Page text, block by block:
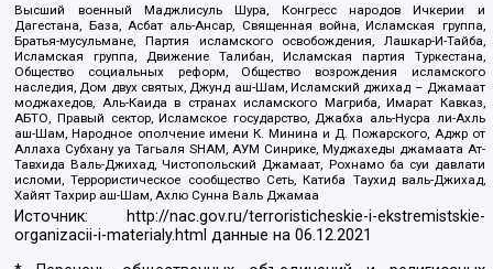
Высший военный Маджлисуль Шура, Конгресс народов Ичкерии и
Дагестана, База, Асбат аль-Ансар, Священная война, Исламская группа,
Братья-мусульмане, Партия исламского освобождения, Лашкар-И-Тайба,
Исламская группа, Движение Талибан, Исламская партия Туркестана,
Общество социальных реформ, Общество возрождения исламского
наследия, Дом двух святых, Джунд аш-Шам, Исламский джихад – Джамаат
моджахедов, Аль-Каида в странах исламского Магриба, Имарат Кавказ,
АБТО, Правый сектор, Исламское государство, Джабха аль-Нусра ли-Ахль
аш-Шам, Народное ополчение имени К. Минина и Д. Пожарского, Аджр от
Аллаха Субхану уа Тагьаля SHAM, АУМ Синрике, Муджахеды джамаата Ат-
Тавхида Валь-Джихад, Чистопольский Джамаат, Рохнамо ба суи давлати
исломи, Террористическое сообщество Сеть, Катиба Таухид валь-Джихад,
Хайят Тахрир аш-Шам, Ахлю Сунна Валь Джамаа
Источник:
http://nac.gov.ru/terroristicheskie-i-ekstremistskie-
organizacii-i-materialy.html данные на06.12.2021